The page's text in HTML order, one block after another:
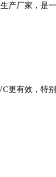
产厂家，是
更有效，特